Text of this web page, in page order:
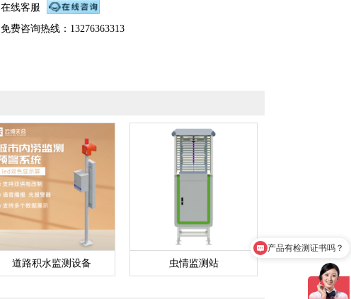
在线客服
免费咨询热线：13276363313
道路积水监测设备 虫情监测站
产品有检测证书吗？